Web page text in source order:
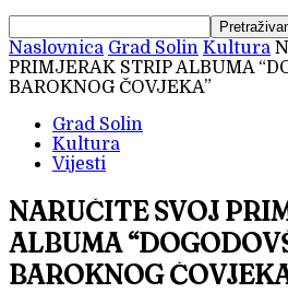
Naslovnica Grad Solin Kultura
PRIMJERAK STRIP ALBUMA
BAROKNOG ČOVJEKA”
Grad Solin
Kultura
Vijesti
NARUČITE SVOJ
ALBUMA
BAROKNOG